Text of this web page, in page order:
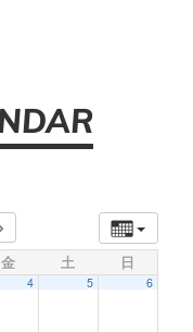
金 土 日
4 5 6